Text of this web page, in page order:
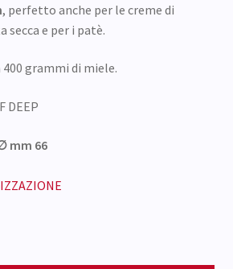
, perfetto anche per le creme di
e per i patè.
grammi di miele.
DEEP
mm 66